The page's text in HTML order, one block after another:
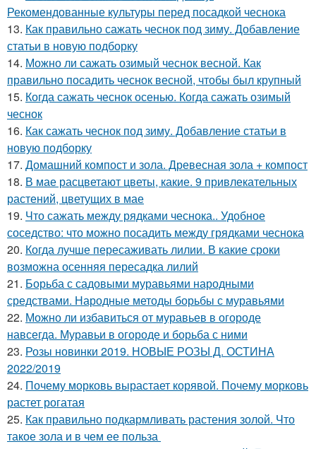
Рекомендованные культуры перед посадкой чеснока
13. Как правильно сажать чеснок под зиму. Добавление
статьи в новую подборку
14. Можно ли сажать озимый чеснок весной. Как
правильно посадить чеснок весной, чтобы был крупный
15. Когда сажать чеснок осенью. Когда сажать озимый
чеснок
16. Как сажать чеснок под зиму. Добавление статьи в
новую подборку
17. Домашний компост и зола. Древесная зола + компост
18. В мае расцветают цветы, какие. 9 привлекательных
растений, цветущих в мае
19. Что сажать между рядками чеснока.. Удобное
соседство: что можно посадить между грядками чеснока
20. Когда лучше пересаживать лилии. В какие сроки
возможна осенняя пересадка лилий
21. Борьба с садовыми муравьями народными
средствами. Народные методы борьбы с муравьями
22. Можно ли избавиться от муравьев в огороде
навсегда. Муравьи в огороде и борьба с ними
23. Розы новинки 2019. НОВЫЕ РОЗЫ Д. ОСТИНА
2022/2019
24. Почему морковь вырастает корявой. Почему морковь
растет рогатая
25. Как правильно подкармливать растения золой. Что
такое зола и в чем ее польза